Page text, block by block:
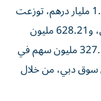
وبلغت قيمة التداولات في السوقين 1.81 مليار درهم، توزعت
بواقع 1.18 مليار درهم في سوق أبوظبي، و628.21 مليون
درهم في سوق دبي، كما جرى تداول 327.16 مليون سهم في
سهم في سوق دبي، من خلال